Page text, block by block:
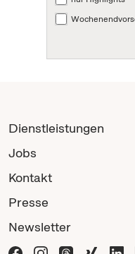
Dienstleistungen
Jobs
Kontakt
Presse
Newsletter